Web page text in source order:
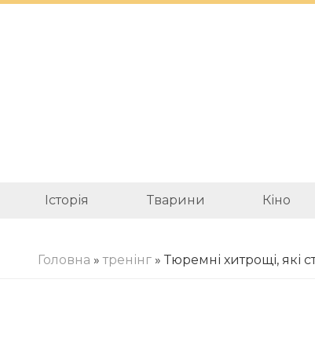
Історія Тварини Кіно
Головна »тренінг » Тюремні хитрощі, які